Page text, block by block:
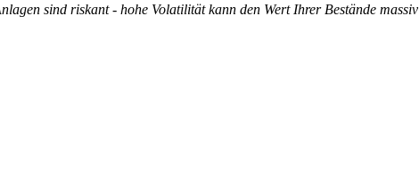
sind riskant - hohe Volatilität kann den Wert Ihrer Bestände massiv